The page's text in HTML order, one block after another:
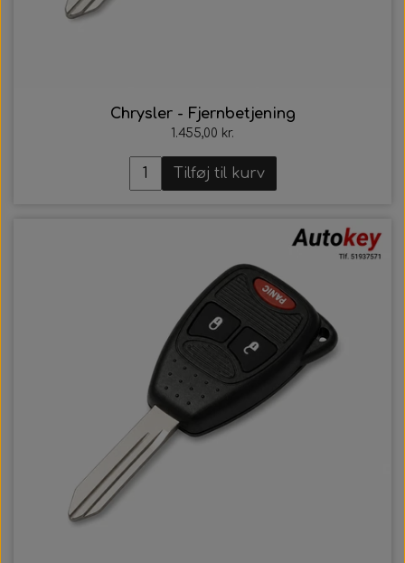
Chrysler - Fjernbetjening
1.455,00 kr.
Tilføj til kurv